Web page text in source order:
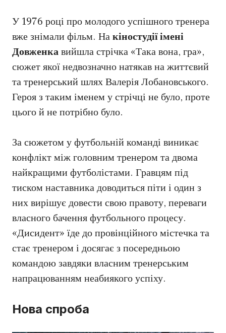
У 1976 році про молодого успішного тренера
вже знімали фільм. Накіностудії імені
Довженкавийшла стрічка «Така вона, гра»,
сюжет якої недвозначно натякав на життєвий
та тренерський шлях Валерія Лобановського.
Героя з таким іменем у стрічці не було, проте
цього й не потрібно було.
За сюжетом у футбольній команді виникає
конфлікт між головним тренером та двома
найкращими футболістами. Гравцям під
тиском наставника доводиться піти і один з
них вирішує довести свою правоту, переваги
власного бачення футбольного процесу.
«Дисидент» їде до провінційного містечка та
стає тренером і досягає з посередньою
командою завдяки власним тренерським
напрацюванням неабиякого успіху.
Нова спроба